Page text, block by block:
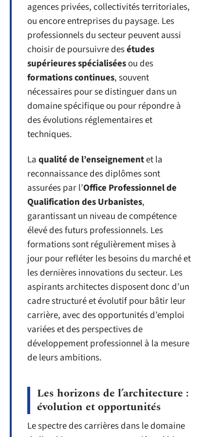
agences privées, collectivités territoriales,
ou encore entreprises du paysage. Les
professionnels du secteur peuvent aussi
choisir de poursuivre desétudes
supérieures spécialiséesou des
formations continues, souvent
nécessaires pour se distinguer dans un
domaine spécifique ou pour répondre à
des évolutions réglementaires et
techniques.
Laqualité de l’enseignementet la
reconnaissance des diplômes sont
assurées par l’Office Professionnel de
Qualification des Urbanistes,
garantissant un niveau de compétence
élevé des futurs professionnels. Les
formations sont régulièrement mises à
jour pour refléter les besoins du marché et
les dernières innovations du secteur. Les
aspirants architectes disposent donc d’un
cadre structuré et évolutif pour bâtir leur
carrière, avec des opportunités d’emploi
variées et des perspectives de
développement professionnel à la mesure
de leurs ambitions.
Les horizons de l’architecture :
évolution et opportunités
Le spectre des carrières dans le domaine